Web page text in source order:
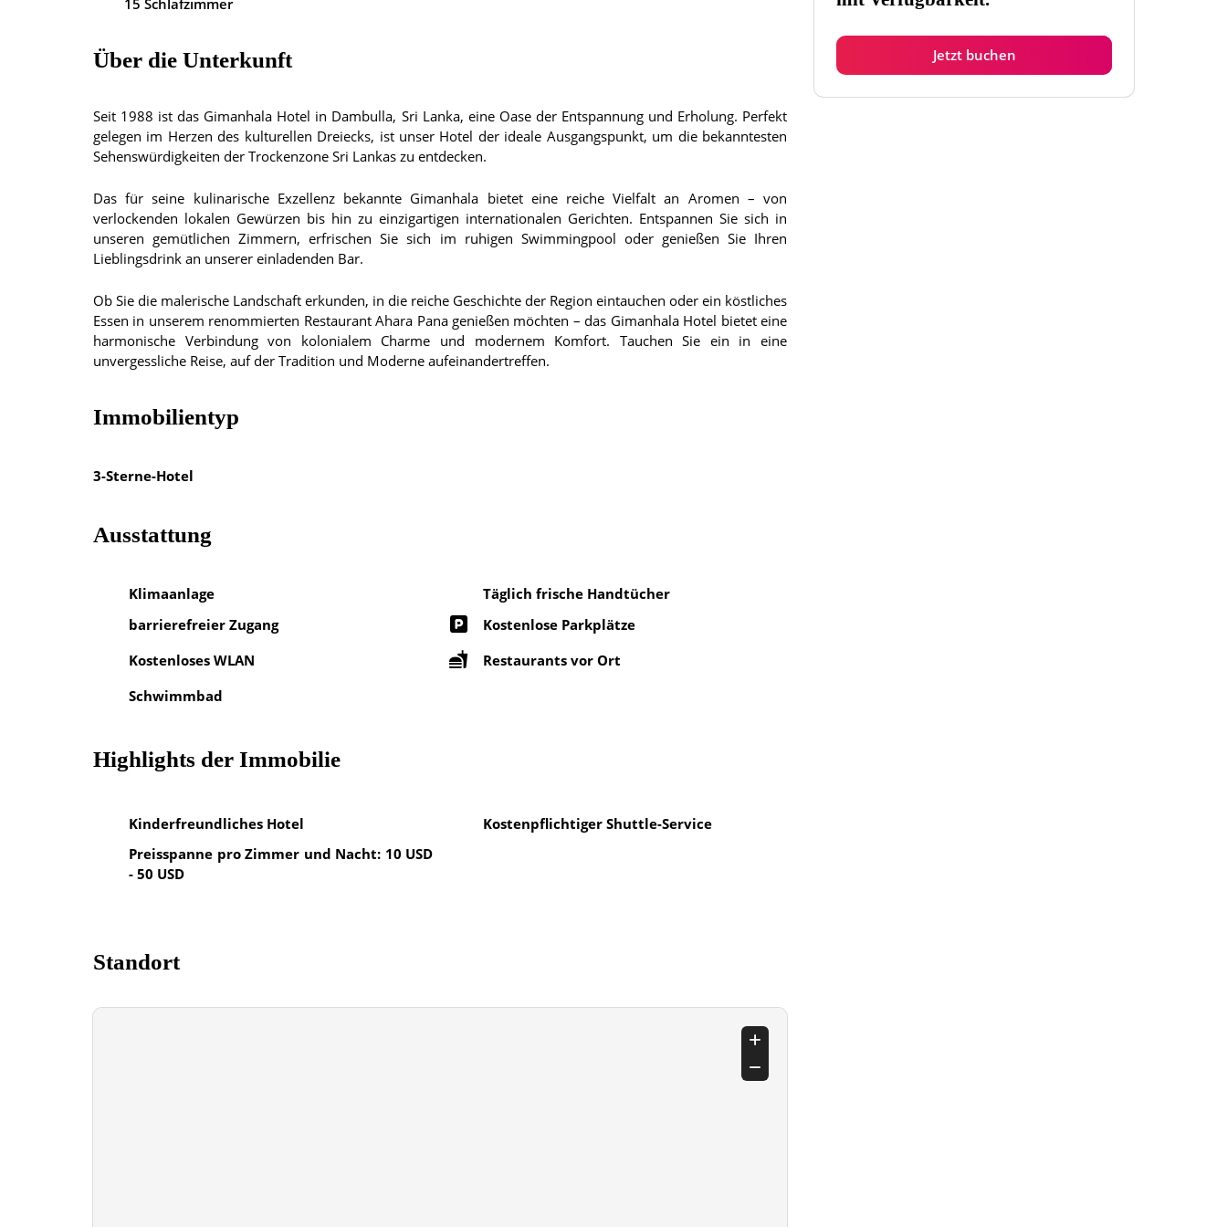
15 Schlafzimmer
Über die Unterkunft
Seit 1988 ist das Gimanhala Hotel in Dambulla, Sri Lanka, eine Oase der Entspannung und Erholung. Perfekt
gelegen im Herzen des kulturellen Dreiecks, ist unser Hotel der ideale Ausgangspunkt, um die bekanntesten
Sehenswürdigkeiten der Trockenzone Sri Lankas zu entdecken.
Das für seine kulinarische Exzellenz bekannte Gimanhala bietet eine reiche Vielfalt an Aromen – von
verlockenden lokalen Gewürzen bis hin zu einzigartigen internationalen Gerichten. Entspannen Sie sich in
unseren gemütlichen Zimmern, erfrischen Sie sich im ruhigen Swimmingpool oder genießen Sie Ihren
Lieblingsdrink an unserer einladenden Bar.
Ob Sie die malerische Landschaft erkunden, in die reiche Geschichte der Region eintauchen oder ein köstliches
Essen in unserem renommierten Restaurant Ahara Pana genießen möchten – das Gimanhala Hotel bietet eine
harmonische Verbindung von kolonialem Charme und modernem Komfort. Tauchen Sie ein in eine
unvergessliche Reise, auf der Tradition und Moderne aufeinandertreffen.
Immobilientyp
3-Sterne-Hotel
Ausstattung
Klimaanlage
Täglich frische Handtücher
barrierefreier Zugang
Kostenlose Parkplätze
Kostenloses WLAN
Restaurants vor Ort
Schwimmbad
Highlights der Immobilie
Kinderfreundliches Hotel
Kostenpflichtiger Shuttle-Service
Preisspanne pro Zimmer und Nacht: 10 USD
- 50 USD
Standort
Jetzt buchen